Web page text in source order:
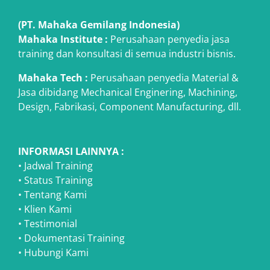
(PT. Mahaka Gemilang Indonesia)
Mahaka Institute : Perusahaan penyedia jasa
training dan konsultasi di semua industri bisnis.
Mahaka Tech : Perusahaan penyedia Material &
Jasa dibidang Mechanical Enginering, Machining,
Design, Fabrikasi, Component Manufacturing, dll.
INFORMASI LAINNYA :
• Jadwal Training
• Status Training
• Tentang Kami
• Klien Kami
• Testimonial
• Dokumentasi Training
• Hubungi Kami